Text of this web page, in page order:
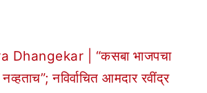
Dhangekar | “कसबा भाजपचा
नविर्वाचित आमदार रवींद्र